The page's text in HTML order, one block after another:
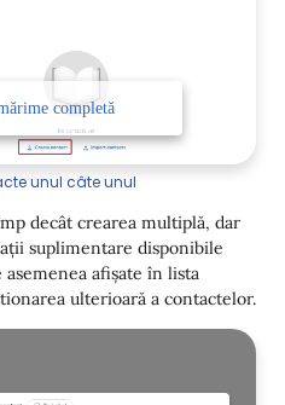
unul câte unul
decât crearea multiplă, dar
suplimentare disponibile
afișate în lista
ulterioară a contactelor.